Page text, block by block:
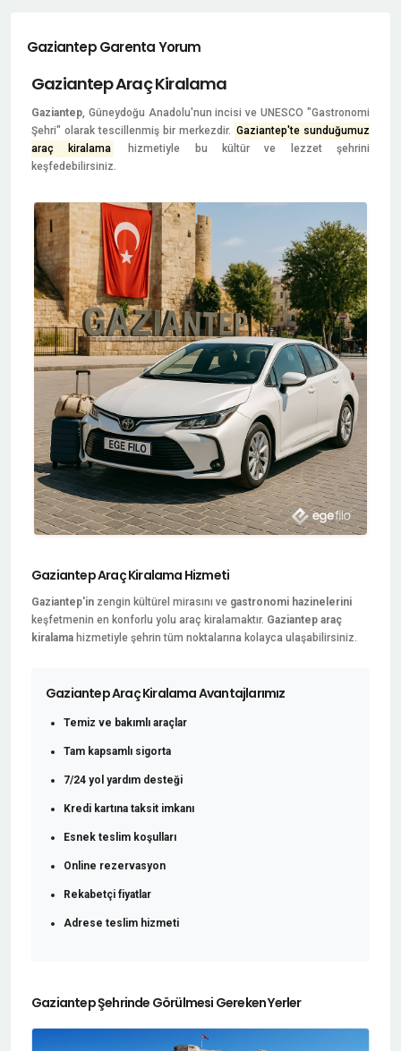
Gaziantep Garenta Yorum
Gaziantep Araç Kiralama
Gaziantep, Güneydoğu Anadolu'nun incisi ve UNESCO "Gastronomi
Şehri" olarak tescillenmiş bir merkezdir. Gaziantep'te sunduğumuz
araç kiralama
hizmetiyle bu kültür ve lezzet şehrini
keşfedebilirsiniz.
Gaziantep Araç Kiralama Hizmeti
Gaziantep'in zengin kültürel mirasını ve gastronomi hazinelerini
keşfetmenin en konforlu yolu araç kiralamaktır. Gaziantep araç
kiralama hizmetiyle şehrin tüm noktalarına kolayca ulaşabilirsiniz.
Gaziantep Araç Kiralama Avantajlarımız
Temiz ve bakımlı araçlar
Tam kapsamlı sigorta
7/24 yol yardım desteği
Kredi kartına taksit imkanı
Esnek teslim koşulları
Online rezervasyon
Rekabetçi fiyatlar
Adrese teslim hizmeti
Gaziantep Şehrinde Görülmesi Gereken Yerler